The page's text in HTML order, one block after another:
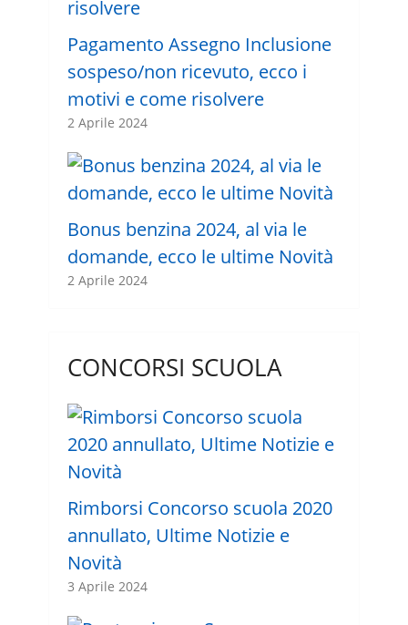
Pagamento Assegno Inclusione
sospeso/non ricevuto, ecco i
motivi e come risolvere
2 Aprile 2024
Bonus benzina 2024, al via le
domande, ecco le ultime Novità
2 Aprile 2024
CONCORSI SCUOLA
Rimborsi Concorso scuola 2020
annullato, Ultime Notizie e
Novità
3 Aprile 2024